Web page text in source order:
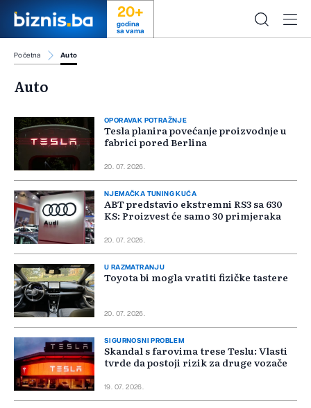
20+
godina
sa vama
Početna Auto
Auto
OPORAVAK POTRAŽNJE
Tesla planira povećanje proizvodnje u
fabrici pored Berlina
20. 07. 2026.
NJEMAČKA TUNING KUĆA
ABT predstavio ekstremni RS3 sa 630
KS: Proizvest će samo 30 primjeraka
20. 07. 2026.
U RAZMATRANJU
Toyota bi mogla vratiti fizičke tastere
20. 07. 2026.
SIGURNOSNI PROBLEM
Skandal s farovima trese Teslu: Vlasti
tvrde da postoji rizik za druge vozače
19. 07. 2026.